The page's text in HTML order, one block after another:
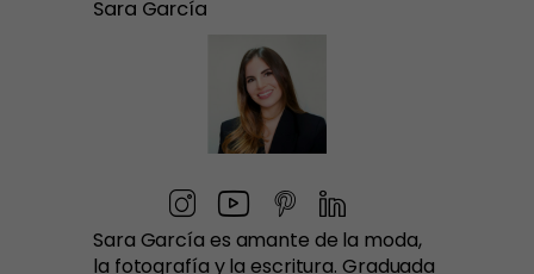
Sara García
Sara García es amante de la moda,
la fotografía y la escritura. Graduada